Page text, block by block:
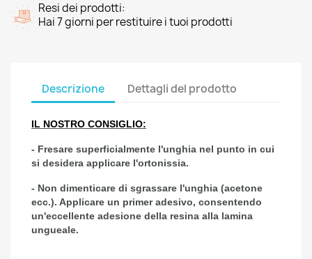
Resi dei prodotti:
Hai 7 giorni per restituire i tuoi prodotti
Descrizione Dettagli del prodotto
IL NOSTRO CONSIGLIO:
- Fresare superficialmente l'unghia nel punto in cui
si desidera applicare l'ortonissia.
- Non dimenticare di sgrassare l'unghia (acetone
ecc.). Applicare un primer adesivo, consentendo
un'eccellente adesione della resina alla lamina
ungueale.